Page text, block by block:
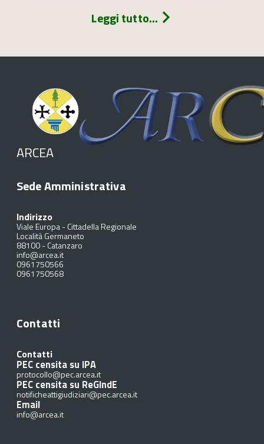
Leggi tutto...
ARCEA
Sede Amministrativa
Indirizzo
Viale Europa - Cittadella Regionale
Località Germaneto
88100-Catanzaro
info@arcea.it
0961750566
0961750568
Contatti
Contatti
PEC censita su IPA
protocollo@pec.arcea.it
PEC censita su ReGIndE
notificheattigiudiziari@pec.arcea.it
Email
info@arcea.it